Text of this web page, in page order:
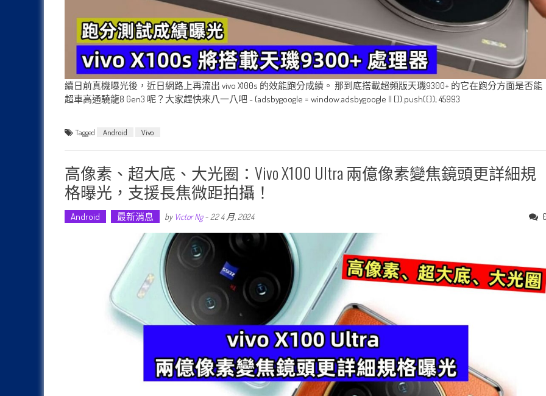
續日前真機曝光後，近日網路上再流出 vivo X100s 的效能跑分成績。 那到底搭載超頻版天璣9300+ 的它在跑分方面是否能
超車高通驍龍8 Gen3 呢？大家趕快來八一八吧 ~ (adsbygoogle = window.adsbygoogle || []).push({}); 45993
Tagged Android Vivo
高像素、超大底、大光圈：vivo X100 Ultra 兩億像素變焦鏡頭更詳細規
格曝光，支援長焦微距拍攝！
Android 最新消息 by Victor Ng- 22 4 月, 2024